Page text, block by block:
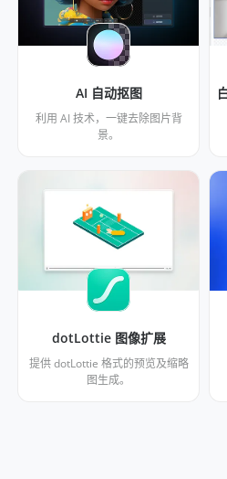
AI 自动抠图
利用 AI 技术，一键去除图片背
景。
dotLottie 图像扩展
提供 dotLottie 格式的预览及缩略
图生成。